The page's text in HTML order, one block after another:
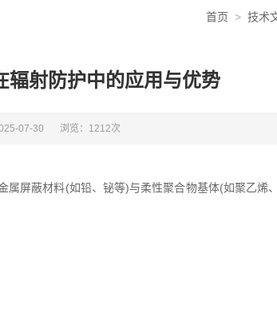
首页 > 技术
辐射防护中的应用与优势
07-30 浏览：1212次
屏蔽材料(如铅、铋等)与柔性聚合物基体(如聚乙烯